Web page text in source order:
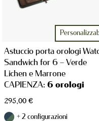
Astuccio porta orologi
Sandwich for 6 – Verde
Lichen e Marrone
CAPIENZA: 6 orologi
295,00 €
+ 2 configurazioni